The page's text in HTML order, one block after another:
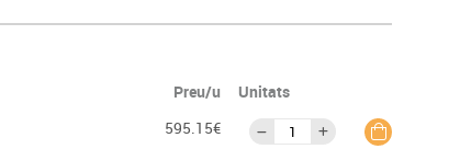
Preu/u
Unitats
595.15€